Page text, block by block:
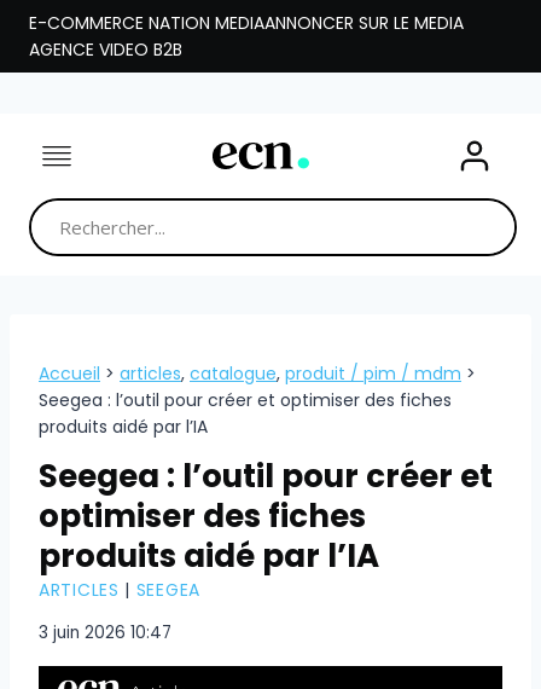
Aller
contenu
E-COMMERCE NATION MEDIAANNONCER SUR LE MEDIA
AGENCE VIDEO B2B
Accueil > articles, catalogue, produit / pim / mdm >
Seegea : l’outil pour créer et optimiser des fiches
produits aidé par l’IA
Seegea : l’outil pour créer et
optimiser des fiches
produits aidé par l’IA
ARTICLES | SEEGEA
3 juin 2026 10:47